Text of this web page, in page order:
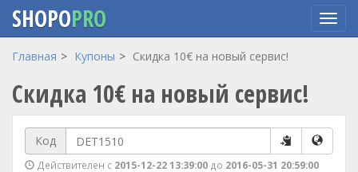
Перейти
основному
содержанию
SHOPOPRO
Главная Купоны Скидка 10€ на новый сервис!
Скидка 10€ на новый сервис!
Код
Действителен с 2015-12-22 13:39:00 до 2016-05-31 20:59:00